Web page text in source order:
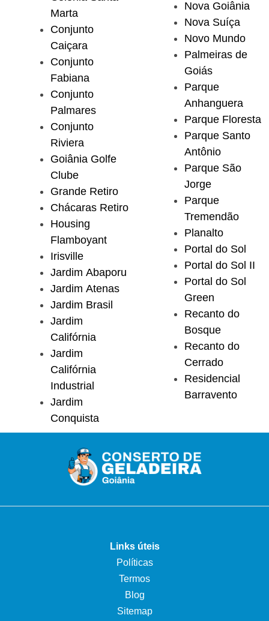
Marta
Conjunto
Caiçara
Conjunto
Fabiana
Conjunto
Palmares
Conjunto
Riviera
Goiânia Golfe
Clube
Grande Retiro
Chácaras Retiro
Housing
Flamboyant
Irisville
Jardim Abaporu
Jardim Atenas
Jardim Brasil
Jardim
Califórnia
Jardim
Califórnia
Industrial
Jardim
Conquista
Nova Goiânia
Nova Suíça
Novo Mundo
Palmeiras de
Goiás
Parque
Anhanguera
Parque Floresta
Parque Santo
Antônio
Parque São
Jorge
Parque
Tremendão
Planalto
Portal do Sol
Portal do Sol II
Portal do Sol
Green
Recanto do
Bosque
Recanto do
Cerrado
Residencial
Barravento
Links úteis
Políticas
Termos
Blog
Sitemap